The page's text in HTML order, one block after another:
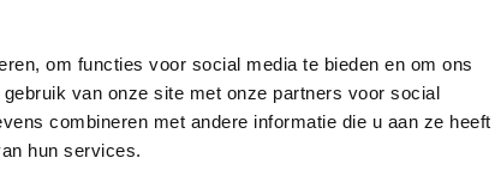
om functies voor social media te bieden en om ons
van onze site met onze partners voor social
combineren met andere informatie die u aan ze heeft
hun services.